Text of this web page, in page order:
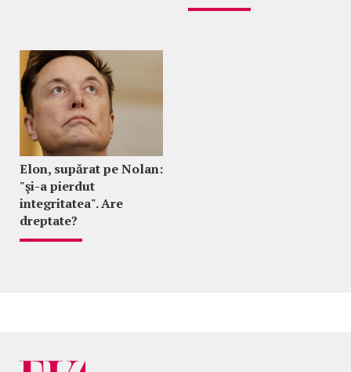
Elon, supărat pe Nolan:
"şi-a pierdut
integritatea". Are
dreptate?